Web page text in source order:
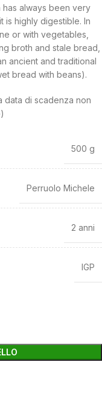
always been very
is highly digestible. In
or with vegetables,
broth and stale bread,
ancient and traditional
bread with beans).
data di scadenza non
500 g
Perruolo Michele
2 anni
IGP